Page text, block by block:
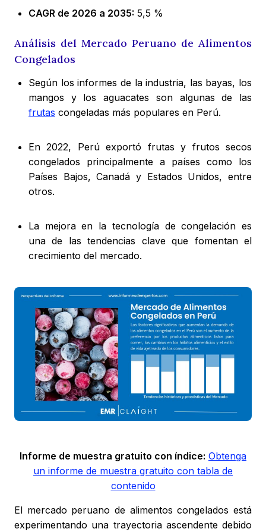
CAGR de 2026 a 2035: 5,5 %
Análisis del Mercado Peruano de Alimentos
Congelados
Según los informes de la industria, las bayas, los
mangos y los aguacates son algunas de las
frutas congeladas más populares en Perú.
En 2022, Perú exportó frutas y frutos secos
congelados principalmente a países como los
Países Bajos, Canadá y Estados Unidos, entre
otros.
La mejora en la tecnología de congelación es
una de las tendencias clave que fomentan el
crecimiento del mercado.
Informe de muestra gratuito con índice: Obtenga
un informe de muestra gratuito con tabla de
contenido
El mercado peruano de alimentos congelados está
experimentando una trayectoria ascendente debido